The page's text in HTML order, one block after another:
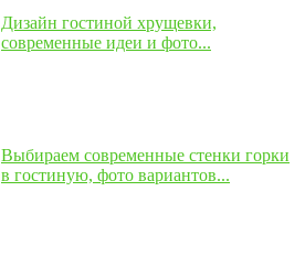
Дизайн гостиной хрущевки,
современные идеи и фото...
Выбираем современные стенки горки
в гостиную, фото вариантов...